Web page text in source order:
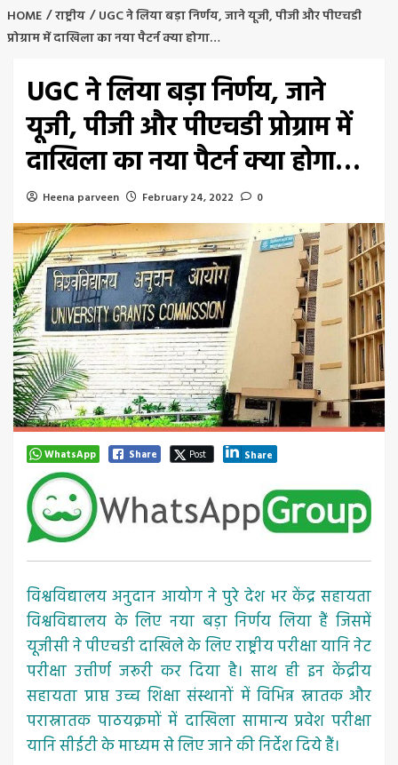
HOME राष्ट्रीय
UGC ने लिया बड़ा निर्णय, जाने यूजी, पीजी और पीएचडी
प्रोग्राम में दाखिला का नया पैटर्न क्या होगा…
UGC ने लिया बड़ा निर्णय, जाने
यूजी, पीजी और पीएचडी प्रोग्राम में
दाखिला का नया पैटर्न क्या होगा…
Heena parveen February 24, 2022 0
WhatsApp Share Post Share
विश्वविद्यालय अनुदान आयोग ने पुरे देश भर केंद्र सहायता
विश्वविद्यालय के लिए नया बड़ा निर्णय लिया हैं जिसमें
यूजीसी ने पीएचडी दाखिले के लिए राष्ट्रीय परीक्षा यानि नेट
परीक्षा उत्तीर्ण जरूरी कर दिया है। साथ ही इन केंद्रीय
सहायता प्राप्त उच्च शिक्षा संस्थानों में विभिन्न स्नातक और
परास्नातक पाठयक्रमों में दाखिला सामान्य प्रवेश परीक्षा
यानि सीईटी के माध्यम से लिए जाने की निर्देश दिये हैं।